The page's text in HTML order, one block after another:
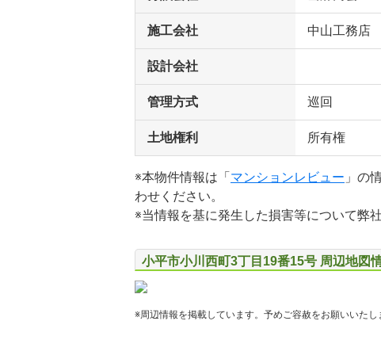
施工会社 中山工務店
設計会社
管理方式 巡回
土地権利 所有権
※本物件情報は「 マンションレビュー 」の
わせください。
※当情報を基に発生した損害等について弊
小平市小川西町3丁目19番15号 周辺地図
※周辺情報を掲載しています。予めご容赦をお願いいたし